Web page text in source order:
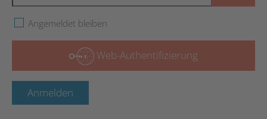
Angemeldet bleiben
Web-Authentifizierung
Anmelden